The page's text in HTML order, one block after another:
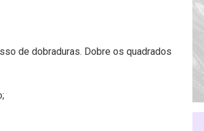
de dobraduras. Dobre os quadrados